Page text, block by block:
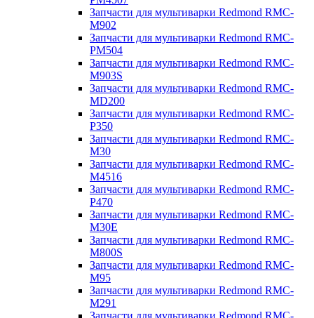
Запчасти для мультиварки Redmond RMC-
M902
Запчасти для мультиварки Redmond RMC-
PM504
Запчасти для мультиварки Redmond RMC-
M903S
Запчасти для мультиварки Redmond RMC-
MD200
Запчасти для мультиварки Redmond RMC-
P350
Запчасти для мультиварки Redmond RMC-
M30
Запчасти для мультиварки Redmond RMC-
M4516
Запчасти для мультиварки Redmond RMC-
P470
Запчасти для мультиварки Redmond RMC-
M30E
Запчасти для мультиварки Redmond RMC-
M800S
Запчасти для мультиварки Redmond RMC-
M95
Запчасти для мультиварки Redmond RMC-
M291
Запчасти для мультиварки Redmond RMC-